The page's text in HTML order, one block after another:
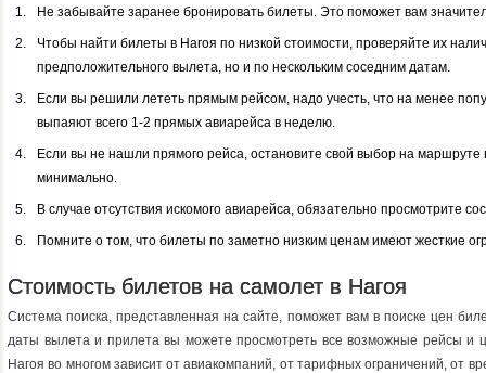
Не забывайте заранее бронировать билеты. Это поможет вам
Чтобы найти билеты в Нагоя по низкой стоимости, проверяйте их
предположительного вылета, но и по нескольким соседним датам.
Если вы решили лететь прямым рейсом, надо учесть, что на менее
выпаяют всего 1-2 прямых авиарейса в неделю.
Если вы не нашли прямого рейса, остановите свой выбор на
минимально.
В случае отсутствия искомого авиарейса, обязательно просмотрите
Помните о том, что билеты по заметно низким ценам имеют жесткие
Стоимость билетов на самолет в Нагоя
Система поиска, представленная на сайте, поможет вам в поиске цен
даты вылета и прилета вы можете просмотреть все возможные рейсы и
Нагоя во многом зависит от авиакомпаний, от тарифных ограничений, от